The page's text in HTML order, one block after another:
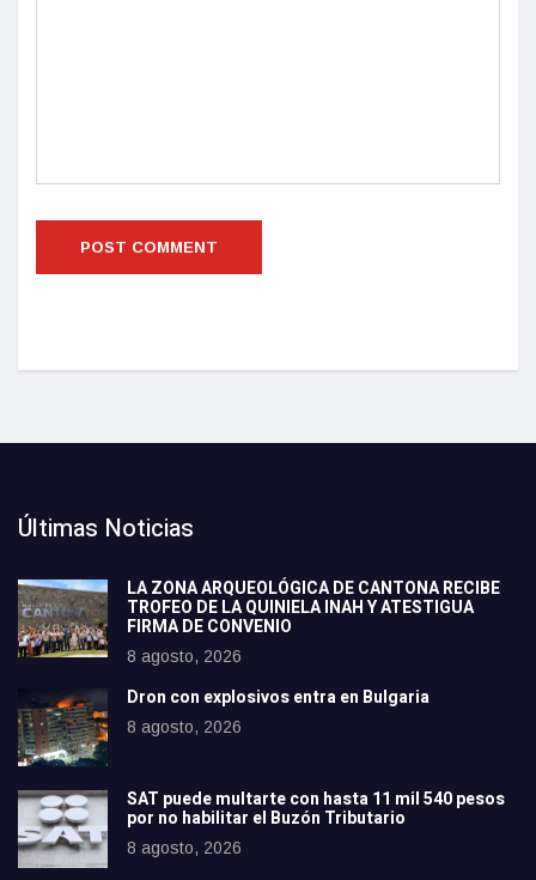
Últimas Noticias
LA ZONA ARQUEOLÓGICA DE CANTONA RECIBE
TROFEO DE LA QUINIELA INAH Y ATESTIGUA
FIRMA DE CONVENIO
8 agosto, 2026
Dron con explosivos entra en Bulgaria
8 agosto, 2026
SAT puede multarte con hasta 11 mil 540 pesos
por no habilitar el Buzón Tributario
8 agosto, 2026